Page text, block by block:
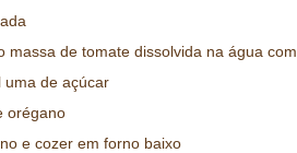
massa de tomate dissolvida na água com
uma de açúcar
orégano
e cozer em forno baixo